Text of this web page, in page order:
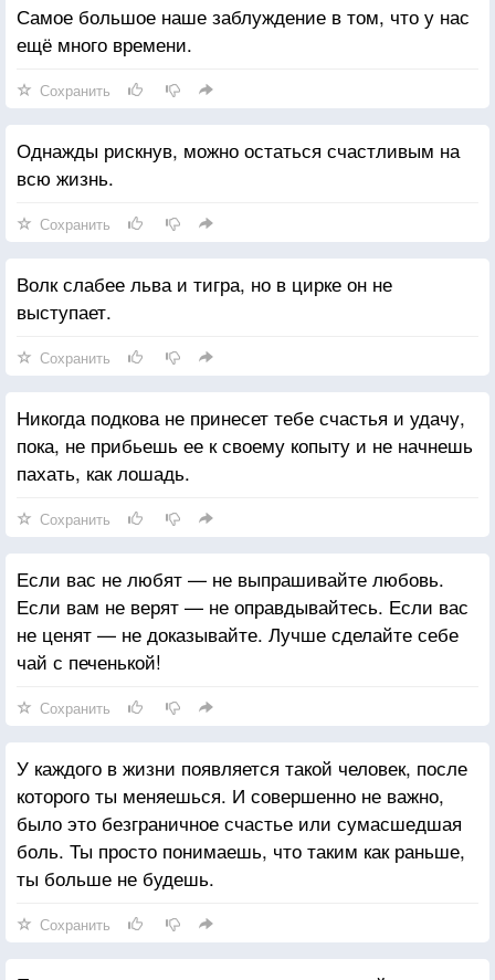
Самое большое наше заблуждение в том, что у нас
ещё много времени.
Сохранить
Однажды рискнув, можно остаться счастливым на
всю жизнь.
Сохранить
Волк слабее льва и тигра, но в цирке он не
выступает.
Сохранить
Никогда подкова не принесет тебе счастья и удачу,
пока, не прибьешь ее к своему копыту и не начнешь
пахать, как лошадь.
Сохранить
Если вас не любят — не выпрашивайте любовь.
Если вам не верят — не оправдывайтесь. Если вас
не ценят — не доказывайте. Лучше сделайте себе
чай с печенькой!
Сохранить
У каждого в жизни появляется такой человек, после
которого ты меняешься. И совершенно не важно,
было это безграничное счастье или сумасшедшая
боль. Ты просто понимаешь, что таким как раньше,
ты больше не будешь.
Сохранить